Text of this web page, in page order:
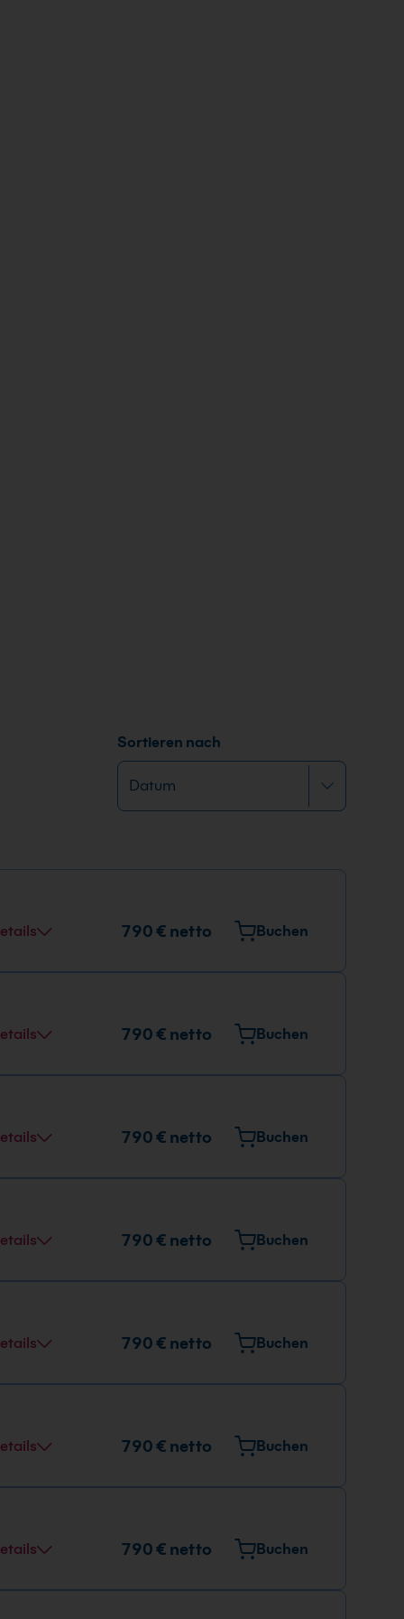
Sortieren nach
790 € netto Buchen
790 € netto Buchen
790 € netto Buchen
790 € netto Buchen
790 € netto Buchen
790 € netto Buchen
790 € netto Buchen